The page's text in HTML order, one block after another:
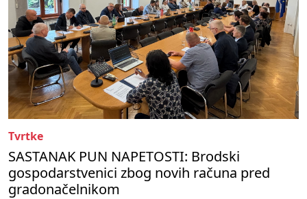
Tvrtke
SASTANAK PUN NAPETOSTI: Brodski
gospodarstvenici zbog novih računa pred
gradonačelnikom